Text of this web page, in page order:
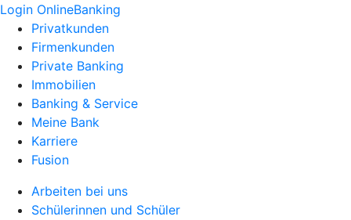
Login OnlineBanking
Privatkunden
Firmenkunden
Private Banking
Immobilien
Banking & Service
Meine Bank
Karriere
Fusion
Arbeiten bei uns
Schülerinnen und Schüler